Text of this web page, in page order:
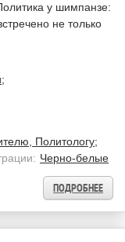
у шимпанзе:
не только
Политологу;
Черно-белые
ПОДРОБНЕЕ